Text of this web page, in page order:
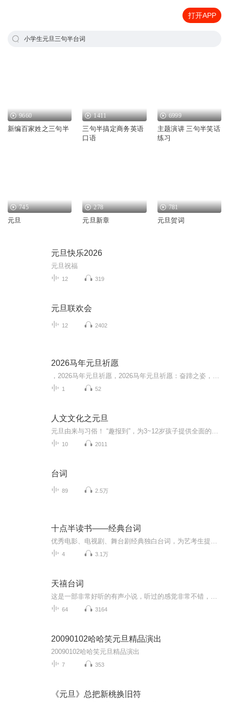
打开APP
小学生元旦三句半台词
9660
新编百家姓之三句半
1411
三句半搞定商务英语
口语
6999
主题演讲 三句半笑话
练习
745
元旦
278
元旦新章
781
元旦贺词
元旦快乐2026
元旦祝福
12 319
元旦联欢会
12 2402
2026马年元旦祈愿
1 52
人文文化之元旦
10 2011
台词
89 2.5万
十点半读书——经典台词
4 3.1万
天禧台词
64 3164
20090102哈哈笑元旦精品演出
20090102哈哈笑元旦精品演出
7 353
《元旦》总把新桃换旧符